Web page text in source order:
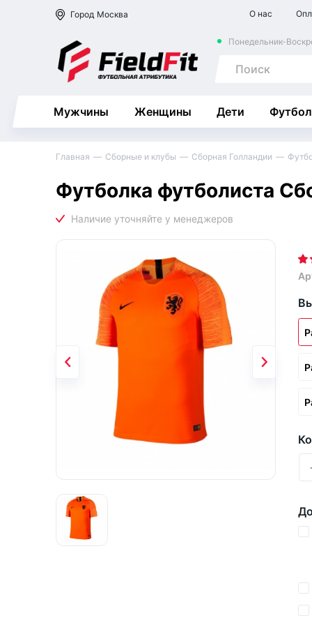
Город Москва О нас
Понедельник-
Мужчины Женщины Дети
Главная Сборные и клубы Сборная Голландии
Футболка футболиста